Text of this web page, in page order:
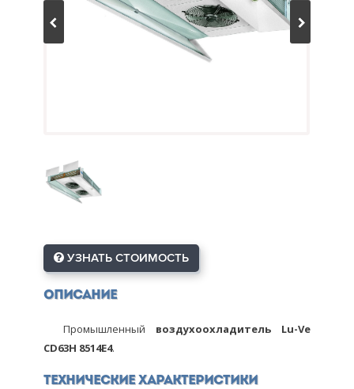
УЗНАТЬ СТОИМОСТЬ
Описание
Промышленный воздухоохладитель Lu-Ve
CD63H 8514E4.
Технические характеристики